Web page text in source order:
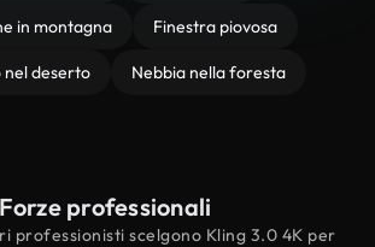
in montagna Finestra piovosa
deserto Nebbia nella foresta
Forze professionali
professionisti scelgono Kling 3.0 4K per